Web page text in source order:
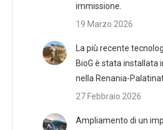
immissione.
19 Marzo 2026
La più recente
BioG è stata installata
nella Renania-
27 Febbraio 2026
Ampliamento di un